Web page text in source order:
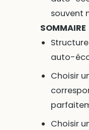
souvent
SOMMAIRE
auto-
Choisir
Choisir